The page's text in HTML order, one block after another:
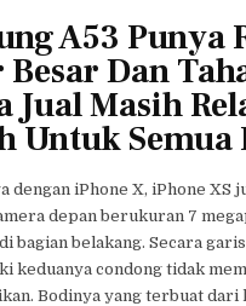
A53 Punya
Besar Dan
Jual Masih
Untuk Semua
dengan iPhone X, iPhone XS
depan berukuran 7
bagian belakang. Secara
keduanya condong tidak
Bodinya yang terbuat dari